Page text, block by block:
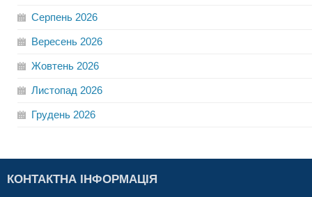
Серпень 2026
Вересень 2026
Жовтень 2026
Листопад 2026
Грудень 2026
КОНТАКТНА ІНФОРМАЦІЯ